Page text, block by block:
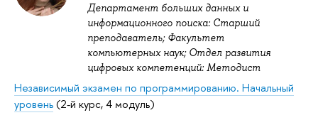
Департамент больших данных и
информационного поиска: Старший
преподаватель; Факультет
компьютерных наук; Отдел развития
цифровых компетенций: Методист
Независимый экзамен по программированию. Начальный
уровень(2-й курс, 4 модуль)